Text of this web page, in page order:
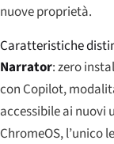
nuove proprietà.
Caratteristiche
Narrator: zero
con Copilot,
accessibile ai nuovi
ChromeOS,